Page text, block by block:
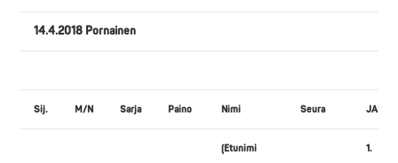
14.4.2018 Pornainen
Sij. M/N Sarja Paino Nimi Seura
(Etunimi
1.